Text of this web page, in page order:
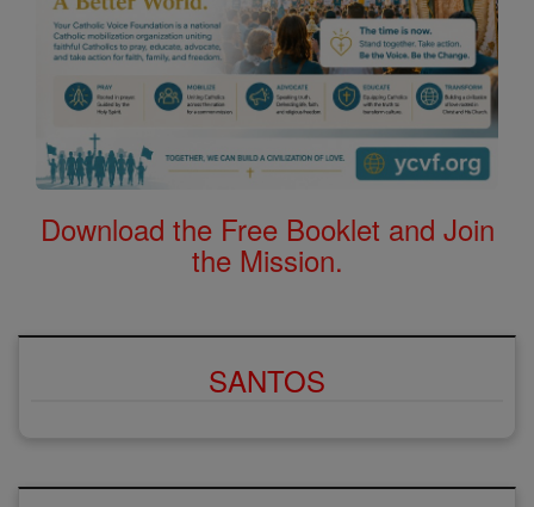
Download the Free Booklet and Join
the Mission.
SANTOS